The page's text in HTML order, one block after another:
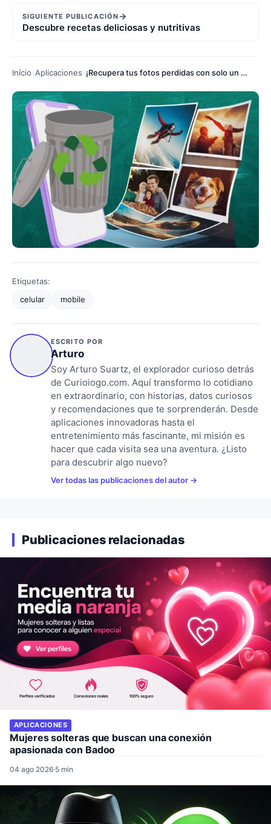
SIGUIENTE PUBLICACIÓN→
Descubre recetas deliciosas y nutritivas
Início Aplicaciones ¡Recupera tus fotos perdidas con solo un clic!
Etiquetas:
celular
mobile
ESCRITO POR
Arturo
Soy Arturo Suartz, el explorador curioso detrás
de Curioiogo.com. Aquí transformo lo cotidiano
en extraordinario, con historias, datos curiosos
y recomendaciones que te sorprenderán. Desde
aplicaciones innovadoras hasta el
entretenimiento más fascinante, mi misión es
hacer que cada visita sea una aventura. ¿Listo
para descubrir algo nuevo?
Ver todas las publicaciones del autor
Publicaciones relacionadas
APLICACIONES
Mujeres solteras que buscan una conexión
apasionada con Badoo
04 ago 2026·5 min